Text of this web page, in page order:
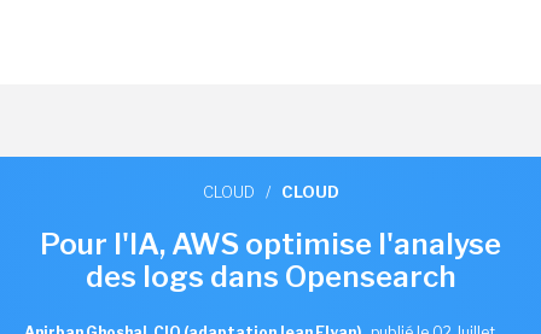
CLOUD / CLOUD
Pour l'IA, AWS optimise l'analyse
des logs dans Opensearch